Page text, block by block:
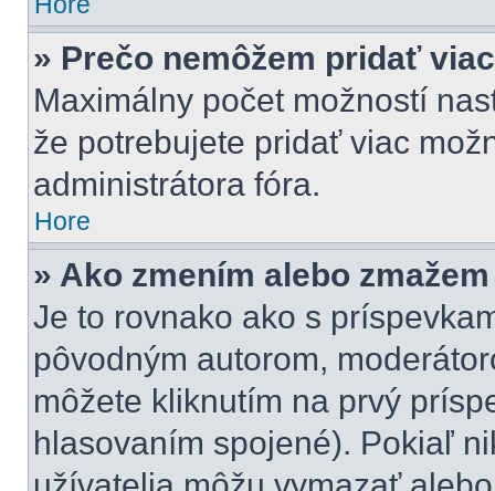
» Prečo nemôžem pridať
Maximálny počet možností
že potrebujete pridať viac
administrátora fóra.
Hore
» Ako zmením alebo
Je to rovnako ako s
pôvodným autorom,
môžete kliknutím na prvý
hlasovaním spojené). Pokiaľ